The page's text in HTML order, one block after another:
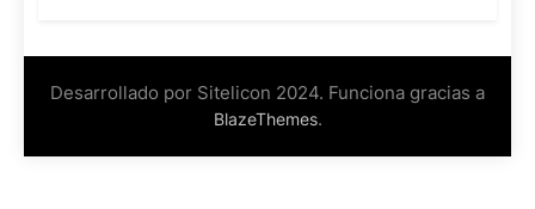
Desarrollado por Sitelicon 2024. Funciona gracias a
BlazeThemes.